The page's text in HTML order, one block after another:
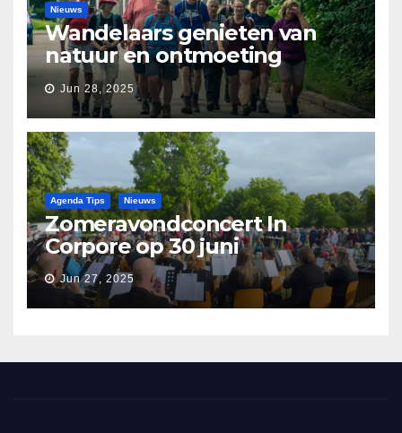
Nieuws
Wandelaars genieten van
natuur en ontmoeting
tijdens Etapperonde
Pronkjewailpad
Jun 28, 2025
Agenda Tips Nieuws
Zomeravondconcert In
Corpore op 30 juni
Jun 27, 2025